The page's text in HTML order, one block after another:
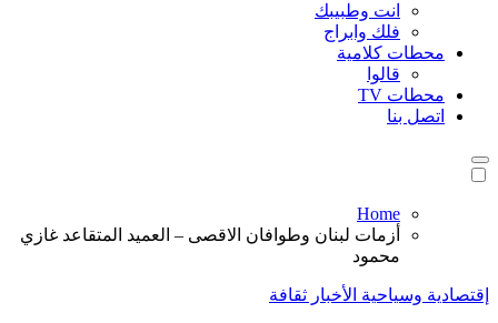
انت وطبيبك
فلك وابراج
محطات كلامية
قالوا
محطات TV
اتصل بنا
Home
أزمات لبنان وطوافان الاقصى – العميد المتقاعد غازي
محمود
إقتصادية وسياحية الأخبار ثقافة